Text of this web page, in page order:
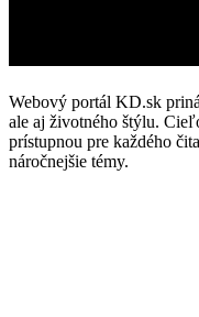
Webový portál KD.sk
ale aj životného štýlu.
prístupnou pre každého
náročnejšie témy.